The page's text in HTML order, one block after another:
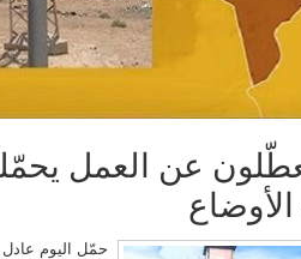
عن العمل
حمّل اليوم عادل